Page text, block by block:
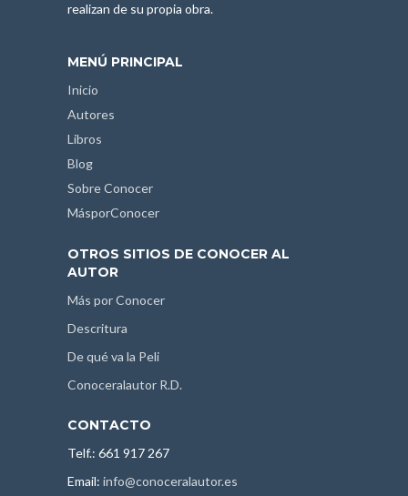
realizan de su propia obra.
MENÚ PRINCIPAL
Inicio
Autores
Libros
Blog
Sobre Conocer
MásporConocer
OTROS SITIOS DE CONOCER AL
AUTOR
Más por Conocer
Descritura
De qué va la Peli
Conoceralautor R.D.
CONTACTO
Telf.: 661 917 267
Email: info@conoceralautor.es